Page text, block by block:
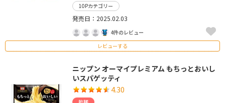
10Pカテゴリー
発売日：2025.02.03
4件のレビュー
レビューする
ニップン オーマイプレミアム もちっとおいし
いスパゲッティ
4.30